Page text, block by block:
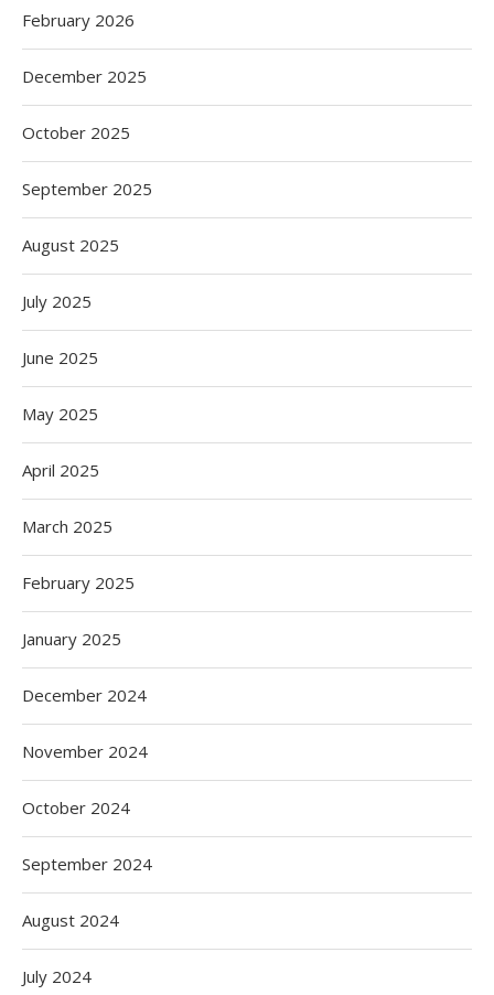
February 2026
December 2025
October 2025
September 2025
August 2025
July 2025
June 2025
May 2025
April 2025
March 2025
February 2025
January 2025
December 2024
November 2024
October 2024
September 2024
August 2024
July 2024